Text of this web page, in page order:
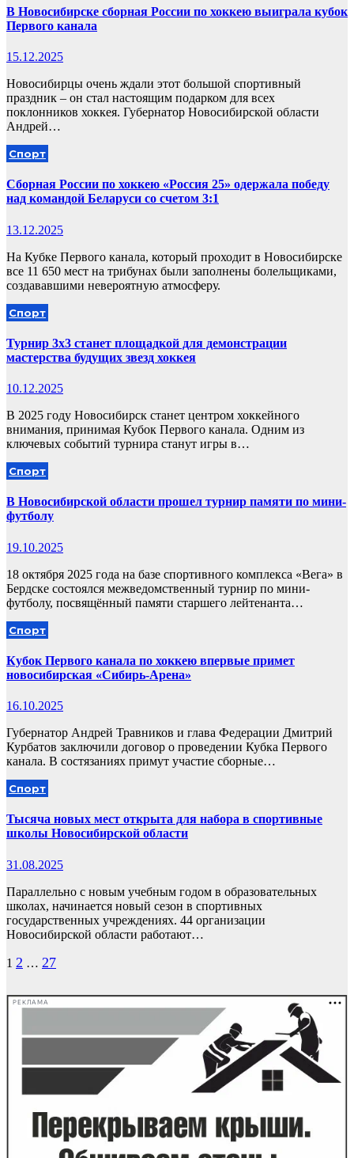
В Новосибирске сборная России по хоккею выиграла кубок
Первого канала
15.12.2025
Новосибирцы очень ждали этот большой спортивный
праздник – он стал настоящим подарком для всех
поклонников хоккея. Губернатор Новосибирской области
Андрей…
Спорт
Сборная России по хоккею «Россия 25» одержала победу
над командой Беларуси со счетом 3:1
13.12.2025
На Кубке Первого канала, который проходит в Новосибирске
все 11 650 мест на трибунах были заполнены болельщиками,
создававшими невероятную атмосферу.
Спорт
Турнир 3х3 станет площадкой для демонстрации
мастерства будущих звезд хоккея
10.12.2025
В 2025 году Новосибирск станет центром хоккейного
внимания, принимая Кубок Первого канала. Одним из
ключевых событий турнира станут игры в…
Спорт
В Новосибирской области прошел турнир памяти по мини-
футболу
19.10.2025
18 октября 2025 года на базе спортивного комплекса «Вега» в
Бердске состоялся межведомственный турнир по мини-
футболу, посвящённый памяти старшего лейтенанта…
Спорт
Кубок Первого канала по хоккею впервые примет
новосибирская «Сибирь-Арена»
16.10.2025
Губернатор Андрей Травников и глава Федерации Дмитрий
Курбатов заключили договор о проведении Кубка Первого
канала. В состязаниях примут участие сборные…
Спорт
Тысяча новых мест открыта для набора в спортивные
школы Новосибирской области
31.08.2025
Параллельно с новым учебным годом в образовательных
школах, начинается новый сезон в спортивных
государственных учреждениях. 44 организации
Новосибирской области работают…
Пагинация
1 2 … 27
РЕКЛАМА